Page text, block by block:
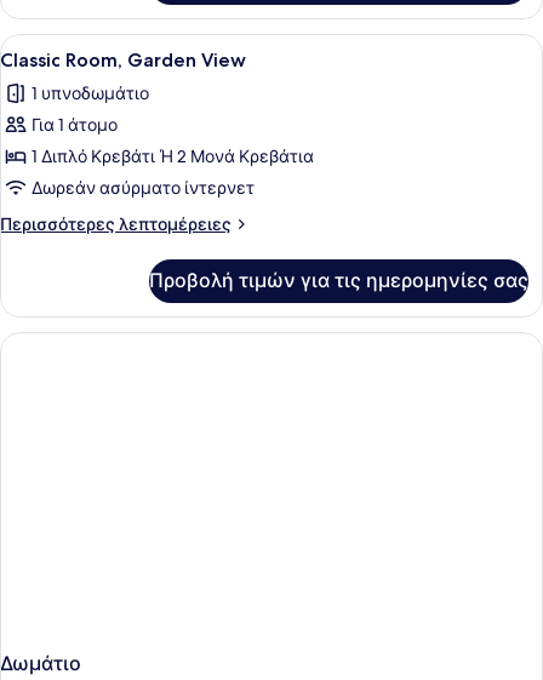
Two
Bedroom
Family
Προβολή
όλων
των
φωτογραφιών
για
Classic
Room,
Garden
Ένα δωμάτιο ξενοδοχείου με ένα
6
Classic Room, Garden View
1 υπνοδωμάτιο
Για 1 άτομο
1 Διπλό Κρεβάτι Ή 2 Μονά Κρεβάτια
Δωρεάν ασύρματο ίντερνετ
Περισσότερες λεπτομέρειες
Περισσότερες
Room,
Garden
View
Προβολή τιμών για τις ημερομηνίες σας
Δωμάτιο